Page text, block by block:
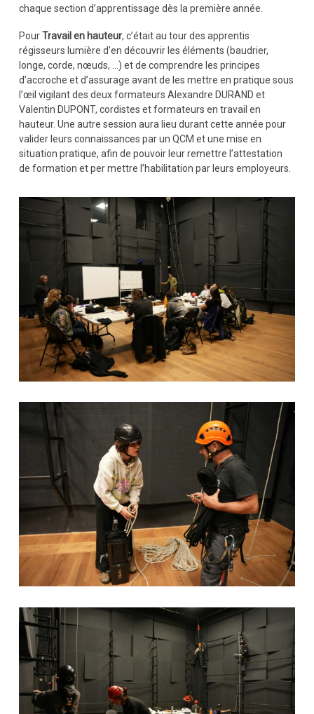
chaque section d’apprentissage dès la première année.
PourTravail en hauteur, c’était au tour des apprentis
régisseurs lumière d’en découvrir les éléments (baudrier,
longe, corde, nœuds, …) et de comprendre les principes
d’accroche et d’assurage avant de les mettre en pratique sous
l’œil vigilant des deux formateurs Alexandre DURAND et
Valentin DUPONT, cordistes et formateurs en travail en
hauteur. Une autre session aura lieu durant cette année pour
valider leurs connaissances par un QCM et une mise en
situation pratique, afin de pouvoir leur remettre l’attestation
de formation et per mettre l’habilitation par leurs employeurs.